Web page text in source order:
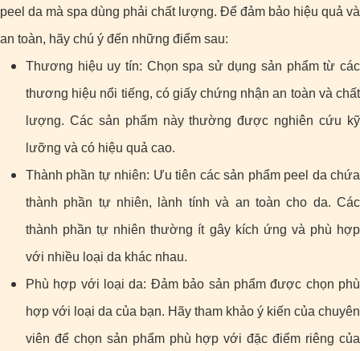
peel da mà spa dùng phải chất lượng. Để đảm bảo hiệu quả và
an toàn, hãy chú ý đến những điểm sau:
Thương hiệu uy tín: Chọn spa sử dụng sản phẩm từ các
thương hiệu nổi tiếng, có giấy chứng nhận an toàn và chất
lượng. Các sản phẩm này thường được nghiên cứu kỹ
lưỡng và có hiệu quả cao.
Thành phần tự nhiên: Ưu tiên các sản phẩm peel da chứa
thành phần tự nhiên, lành tính và an toàn cho da. Các
thành phần tự nhiên thường ít gây kích ứng và phù hợp
với nhiều loại da khác nhau.
Phù hợp với loại da: Đảm bảo sản phẩm được chọn phù
hợp với loại da của bạn. Hãy tham khảo ý kiến của chuyên
viên để chọn sản phẩm phù hợp với đặc điểm riêng của